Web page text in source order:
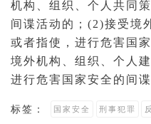
机构、组织、个人共同
间谍活动的；(2)接受境
或者指使，进行危害国
境外机构、组织、个人
进行危害国家安全的间谍
标签： 国家安全 刑事犯罪